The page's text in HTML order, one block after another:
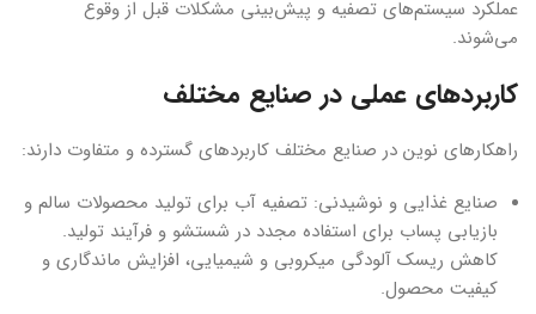
عملکرد سیستم‌های تصفیه و پیش‌بینی مشکلات قبل از وقوع
می‌شوند.
کاربردهای عملی در صنایع مختلف
راهکارهای نوین در صنایع مختلف کاربردهای گسترده و متفاوت دارند:
صنایع غذایی و نوشیدنی: تصفیه آب برای تولید محصولات سالم و
بازیابی پساب برای استفاده مجدد در شستشو و فرآیند تولید.
کاهش ریسک آلودگی میکروبی و شیمیایی، افزایش ماندگاری و
کیفیت محصول.